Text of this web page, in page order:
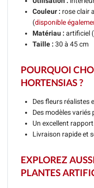
Couleur : rose clair
(disponible
Matériau : artificiel
Taille : 30 à 45 cm
POURQUOI
HORTENSIAS ?
Des fleurs réalistes
Des modèles
Un excellent
Livraison rapide et
EXPLOREZ
PLANTES